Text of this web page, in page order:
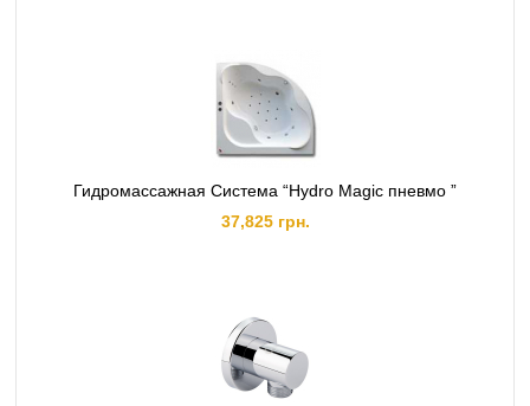
Гидромассажная Система “Hydro Magic пневмо ”
37,825 грн.